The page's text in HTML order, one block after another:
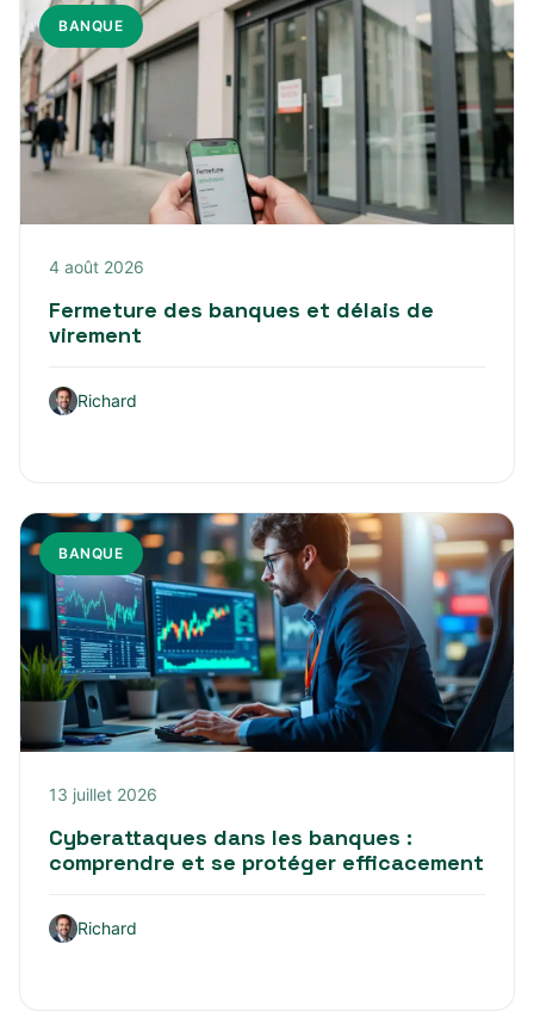
BANQUE
4 août 2026
Fermeture des banques et délais de
virement
Richard
BANQUE
13 juillet 2026
Cyberattaques dans les banques :
comprendre et se protéger efficacement
Richard